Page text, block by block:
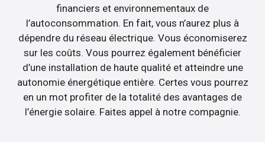
financiers et environnementaux de
l’autoconsommation. En fait, vous n’aurez plus à
dépendre du réseau électrique. Vous économiserez
sur les coûts. Vous pourrez également bénéficier
d’une installation de haute qualité et atteindre une
autonomie énergétique entière. Certes vous pourrez
en un mot profiter de la totalité des avantages de
l’énergie solaire. Faites appel à notre compagnie.